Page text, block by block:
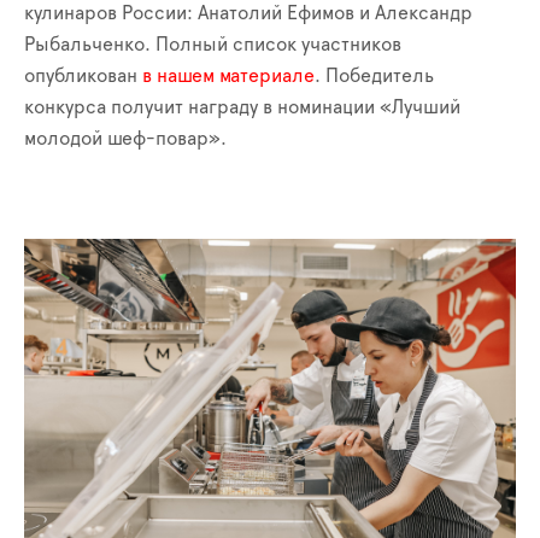
кулинаров России: Анатолий Ефимов и Александр
Рыбальченко. Полный список участников
опубликован в нашем материале. Победитель
конкурса получит награду в номинации «Лучший
молодой шеф-повар».